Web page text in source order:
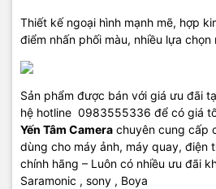
Thiết kế ngoại hình mạnh mẽ, hợp
điểm nhấn phối màu, nhiều lựa chọn
Sản phẩm được bán với giá ưu đãi
hệ hotline 0983555336 để có giá
Yến Tâm Camera chuyên cung cấp
dùng cho máy ảnh, máy quay, điện
chính hãng – Luôn có nhiều ưu đãi
Saramonic , sony , Boya